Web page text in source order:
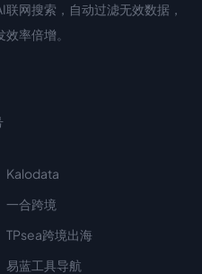
网搜索，自动过滤无效数据，
率倍增。
Kalodata
一合跨境
TPsea跨境出海
易蓝工具导航